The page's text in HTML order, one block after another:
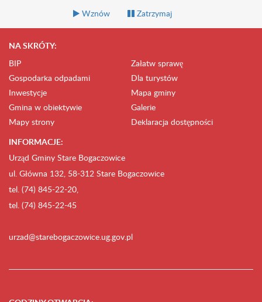
Wznów
Zatrzymaj
NA SKRÓTY:
BIP
Załatw sprawę
Gospodarka odpadami
Dla turystów
Inwestycje
Mapa gminy
Gmina w obiektywie
Galerie
Mapy strony
Deklaracja dostępności
INFORMACJE:
Urząd Gminy Stare Bogaczowice
ul. Główna 132, 58-312 Stare Bogaczowice
tel. (74) 845-22-20,
tel. (74) 845-22-45
urzad@starebogaczowice.ug.gov.pl